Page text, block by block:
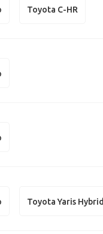
Toyota C-HR
Toyota Yaris Hybrid